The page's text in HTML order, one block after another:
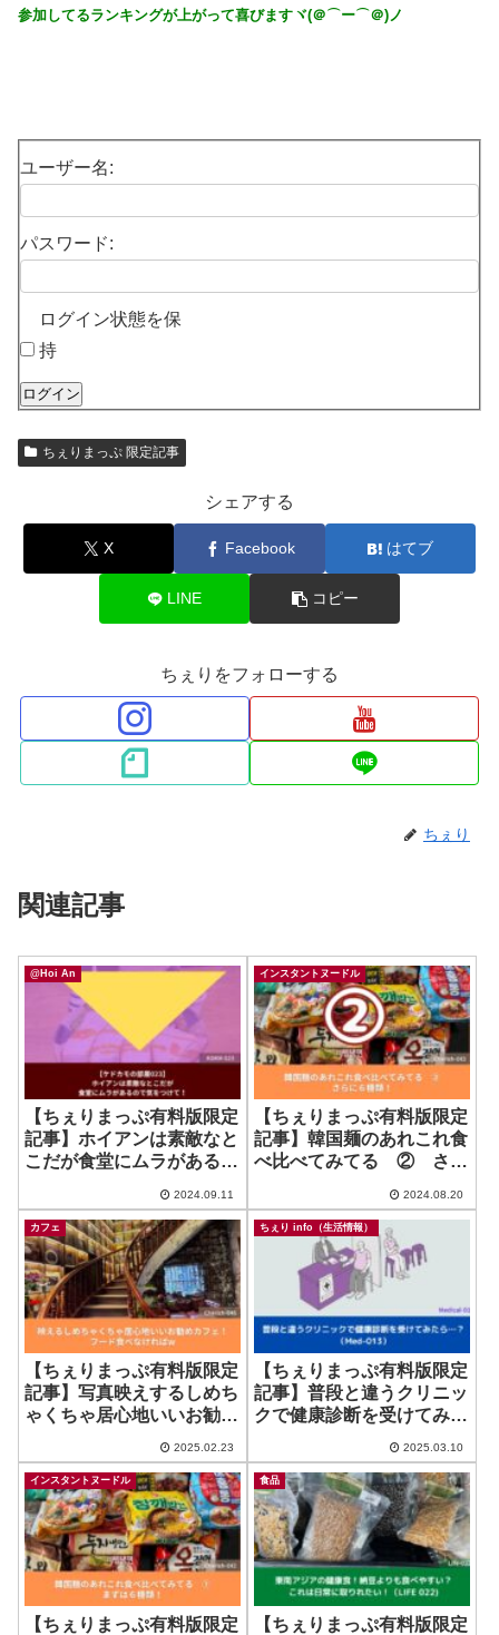
参加してるランキングが上がって喜びますヾ(＠⌒ー⌒＠)ノ
ユーザー名:
パスワード:
ログイン状態を保
持
ログイン
ちぇりまっぷ 限定記事
シェアする
X Facebook はてブ
LINE コピー
ちぇりをフォローする
ちぇり
関連記事
@Hoi An
【ちぇりまっぷ有料版限定
記事】ホイアンは素敵なと
こだが食堂にムラがあるの
だった１件
2024.09.11
インスタントヌードル
【ちぇりまっぷ有料版限定
記事】韓国麺のあれこれ食
べ比べてみてる ② さら
2024.08.20
カフェ
【ちぇりまっぷ有料版限定
記事】写真映えするしめち
ゃくちゃ居心地いいお勧め
ばw
2025.02.23
ちぇり info（生活情報）
【ちぇりまっぷ有料版限定
記事】普段と違うクリニッ
クで健康診断を受けてみた
2025.03.10
インスタントヌードル
【ちぇりまっぷ有料版限定
食品
【ちぇりまっぷ有料版限定